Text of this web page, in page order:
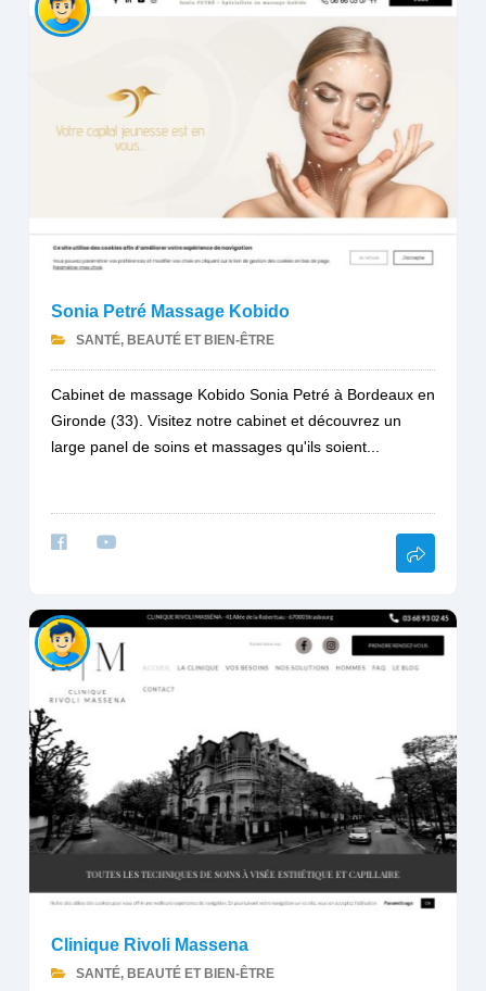
Sonia Petré Massage Kobido
SANTÉ, BEAUTÉ ET BIEN-ÊTRE
Cabinet de massage Kobido Sonia Petré à Bordeaux en
Gironde (33). Visitez notre cabinet et découvrez un
large panel de soins et massages qu'ils soient...
Clinique Rivoli Massena
SANTÉ, BEAUTÉ ET BIEN-ÊTRE